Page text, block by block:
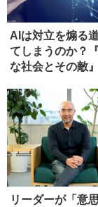
AIは対立を煽る
てしまうのか？
な社会とその敵
リーダーが「意